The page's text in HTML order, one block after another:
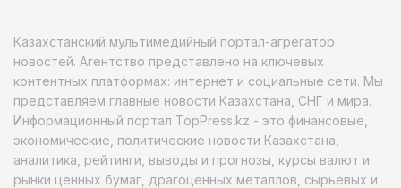
Казахстанский мультимедийный портал-агрегатор
новостей. Агентство представлено на ключевых
контентных платформах: интернет и социальные сети. Мы
представляем главные новости Казахстана, СНГ и мира.
Информационный портал TopPress.kz - это финансовые,
экономические, политические новости Казахстана,
аналитика, рейтинги, выводы и прогнозы, курсы валют и
рынки ценных бумаг, драгоценных металлов, сырьевых и